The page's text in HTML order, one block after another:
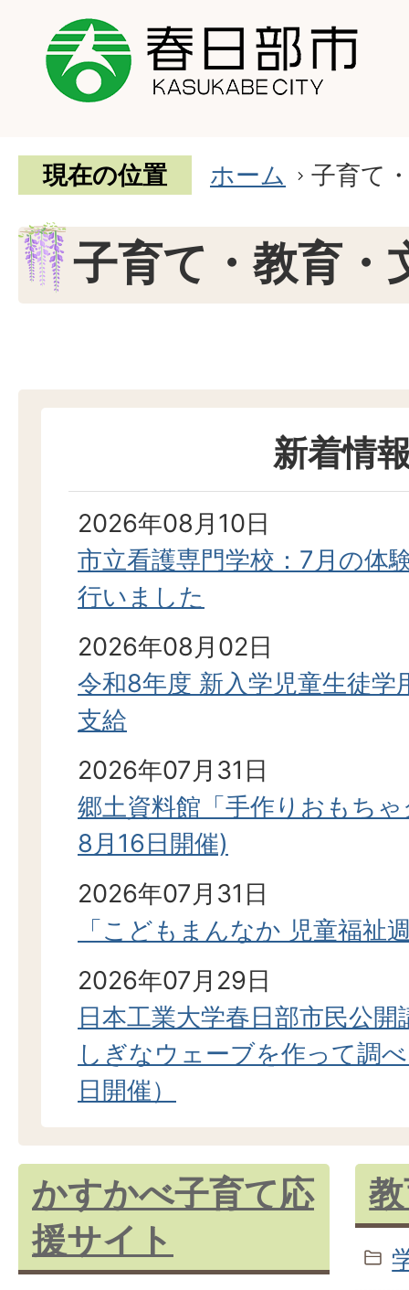
現在の位置 ホーム 子育て
子育て・教育・
新着情
2026年08月10日
市立看護専門学校：7月の体
行いました
2026年08月02日
令和8年度 新入学児童生徒学
支給
2026年07月31日
郷土資料館「手作りおもち
8月16日開催)
2026年07月31日
「こどもまんなか 児童福祉
2026年07月29日
日本工業大学春日部市民公
しぎなウェーブを作って調
日開催）
かすかべ子育て応
援サイト